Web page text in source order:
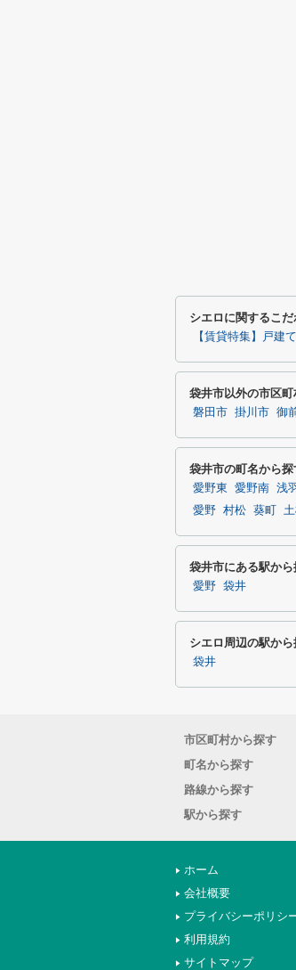
シエロに関するこ
【賃貸特集】戸建て
袋井市以外の市区
磐田市 掛川市 御
袋井市の町名から探
愛野東 愛野南 浅
愛野 村松 葵町
袋井市にある駅から
愛野 袋井
シエロ周辺の駅から
袋井
市区町村から探す
町名から探す
路線から探す
駅から探す
ホーム
会社概要
プライバシーポリシ
利用規約
サイトマップ